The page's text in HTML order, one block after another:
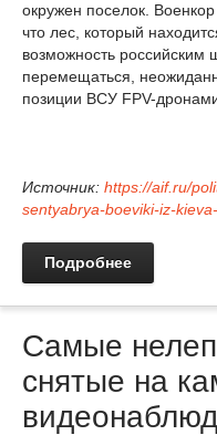
окружен поселок.
что лес, который
возможность
перемещаться,
позиции ВСУ FPV-
Источник: https://aif.ru/
sentyabrya-boeviki-iz-
Подробнее
Самые
снятые на